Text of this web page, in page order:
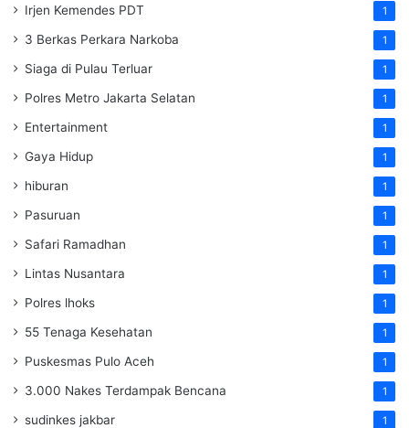
Irjen Kemendes PDT 1
3 Berkas Perkara Narkoba 1
Siaga di Pulau Terluar 1
Polres Metro Jakarta Selatan 1
Entertainment 1
Gaya Hidup 1
hiburan 1
Pasuruan 1
Safari Ramadhan 1
Lintas Nusantara 1
Polres lhoks 1
55 Tenaga Kesehatan 1
Puskesmas Pulo Aceh 1
3.000 Nakes Terdampak Bencana 1
sudinkes jakbar 1